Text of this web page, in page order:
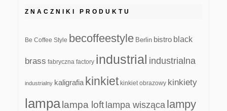
ZNACZNIKI PRODUKTU
Be Coffee Style becoffeestyle Berlin bistro black
brass fabryczna factory industrial industrialna
industrialny kaligrafia kinkiet kinkiet obrazowy kinkiety
lampa lampa loft lampa wisząca lampy